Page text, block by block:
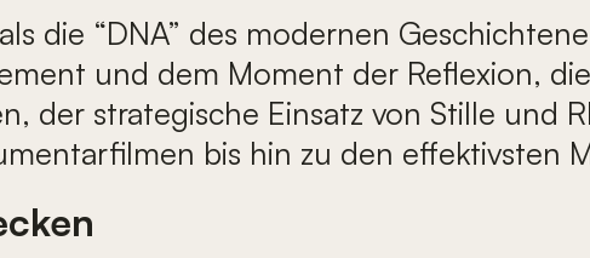
die “DNA” des modernen
und dem Moment der Reflexion,
der strategische Einsatz von Stille und
bis hin zu den effektivsten